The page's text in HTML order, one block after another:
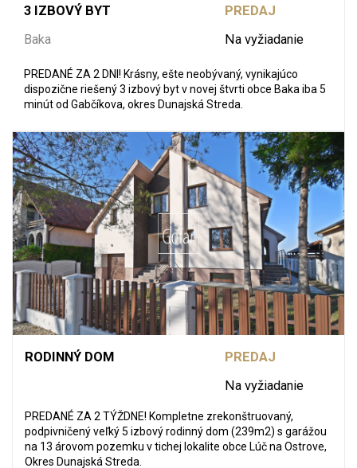
3 IZBOVÝ BYT
Baka
PREDAJ
Na vyžiadanie
PREDANÉ ZA 2 DNI! Krásny, ešte neobývaný, vynikajúco
dispozične riešený 3 izbový byt v novej štvrti obce Baka iba 5
minút od Gabčíkova, okres Dunajská Streda.
RODINNÝ DOM
PREDAJ
Na vyžiadanie
PREDANÉ ZA 2 TÝŽDNE! Kompletne zrekonštruovaný,
podpivničený veľký 5 izbový rodinný dom (239m2) s garážou
na 13 árovom pozemku v tichej lokalite obce Lúč na Ostrove,
Okres Dunajská Streda.